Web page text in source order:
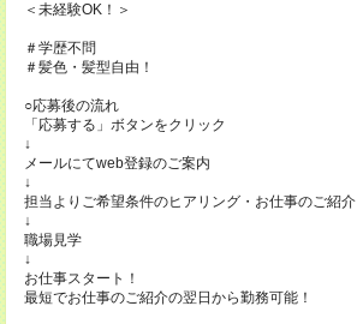
＜未経験OK！＞
＃学歴不問
＃髪色・髪型自由！
○応募後の流れ
「応募する」ボタンをクリック
↓
メールにてweb登録のご案内
↓
担当よりご希望条件のヒアリング・お仕事のご紹介
↓
職場見学
↓
お仕事スタート！
最短でお仕事のご紹介の翌日から勤務可能！